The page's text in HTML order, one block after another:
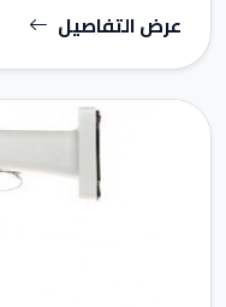
عرض التفاصيل